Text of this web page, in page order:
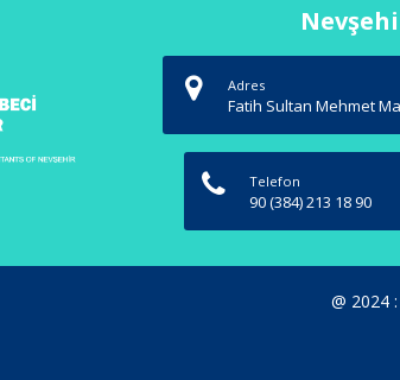
Adres
Fatih Sultan Mehmet
Telefon
90 (384) 213 18 90
@ 2024